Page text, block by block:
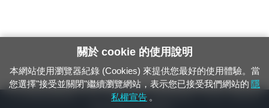
24小時緊急通報電話：1933（市話、手機，僅限發現軌道、平交道、橋樑及隧
關於 cookie 的使用說明
本網站使用瀏覽器紀錄 (Cookies) 來提供您最好的使用體驗。當
您選擇"接受並關閉"繼續瀏覽網站，表示您已接受我們網站的 隱
私權宣告 。